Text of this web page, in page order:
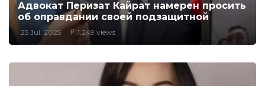
Адвокат Перизат Кайрат намерен просить
об оправдании своей подзащитной
25 Jul, 2025 1,249 views